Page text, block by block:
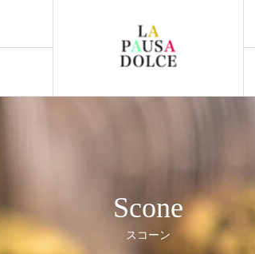
Scone
スコーン